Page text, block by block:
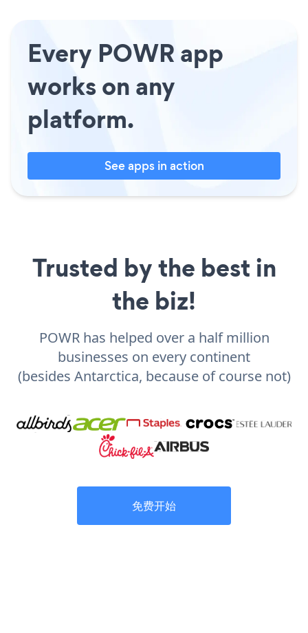
Every POWR app
works on any
platform.
See apps in action
Trusted by the best in
the biz!
POWR has helped over a half million
businesses on every continent
(besides Antarctica, because of course not)
免费开始